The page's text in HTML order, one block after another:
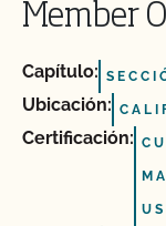
Member
Capítulo:
Ubicación:
Certificación: